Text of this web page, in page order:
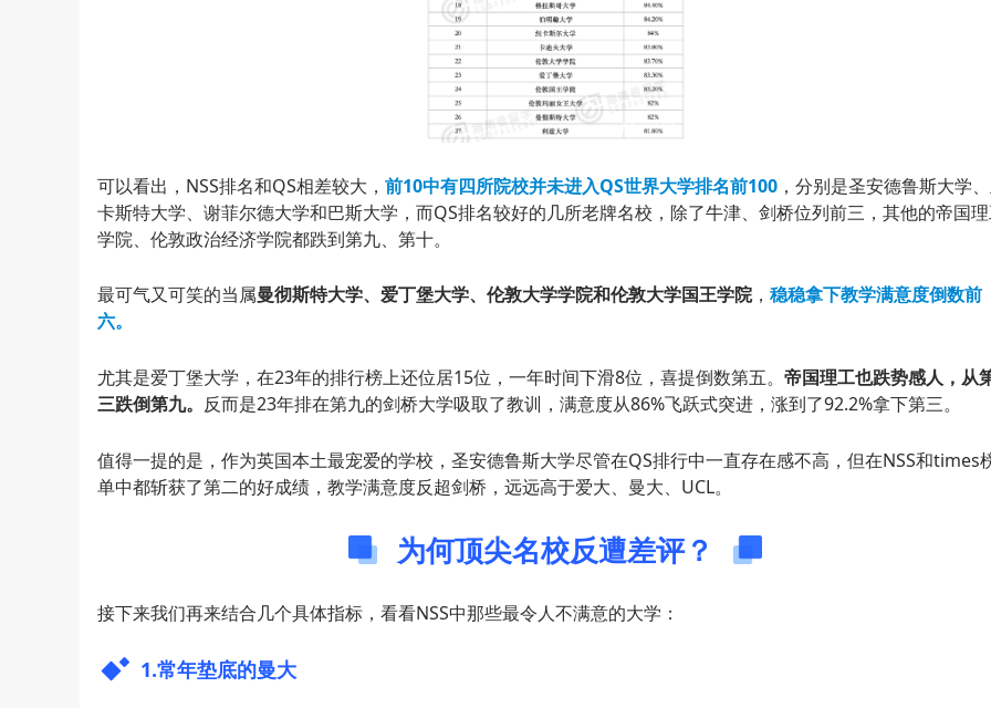
可以看出，NSS排名和QS相差较大， 前10中有四所院校并未进入QS世界大学排名前100 ，分别是圣安德鲁斯大学
卡斯特大学、谢菲尔德大学和巴斯大学，而QS排名较好的几所老牌名校，除了牛津、剑桥位列前三，其他的帝国
学院、伦敦政治经济学院都跌到第九、第十。
最可气又可笑的当属曼彻斯特大学、爱丁堡大学、伦敦大学学院和伦敦大学国王学院， 稳稳拿下教学满意度倒数前
六。
尤其是爱丁堡大学，在23年的排行榜上还位居15位，一年时间下滑8位，喜提倒数第五。 帝国理工也跌势感人，从
三跌倒第九。 反而是23年排在第九的剑桥大学吸取了教训，满意度从86%飞跃式突进，涨到了92.2%拿下第三。
值得一提的是，作为英国本土最宠爱的学校，圣安德鲁斯大学尽管在QS排行中一直存在感不高，但在NSS和times
单中都斩获了第二的好成绩，教学满意度反超剑桥，远远高于爱大、曼大、UCL。
为何顶尖名校反遭差评？
接下来我们再来结合几个具体指标，看看NSS中那些最令人不满意的大学：
1.常年垫底的曼大